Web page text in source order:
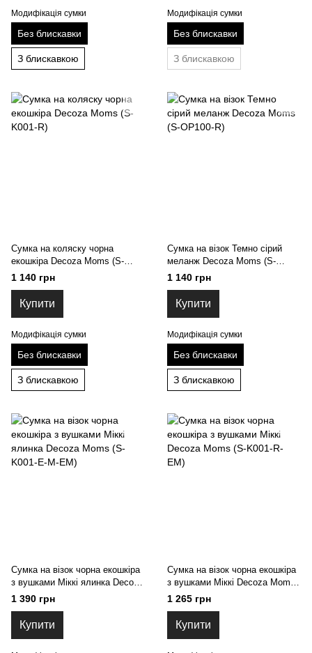
Модифікація сумки
Без блискавки
З блискавкою
Модифікація сумки
Без блискавки
З блискавкою
Сумка на коляску чорна
екошкіра Decoza Moms (S-
K001-R)
1 140 грн
Купити
Модифікація сумки
Без блискавки
З блискавкою
Сумка на візок Темно сірий
меланж Decoza Moms (S-
OP100-R)
1 140 грн
Купити
Модифікація сумки
Без блискавки
З блискавкою
Сумка на візок чорна екошкіра
з вушками Міккі ялинка Decoza
Moms (S-K001-E-M-EM)
1 390 грн
Купити
Сумка на візок чорна екошкіра
з вушками Міккі Decoza Moms
(S-K001-R-EM)
1 265 грн
Купити